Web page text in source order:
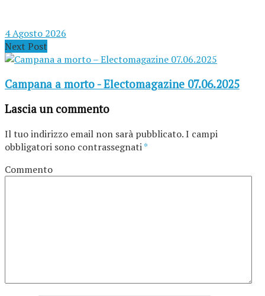
4 Agosto 2026
Next Post
Campana a morto - Electomagazine 07.06.2025
Lascia un commento
Il tuo indirizzo email non sarà pubblicato.I campi
obbligatori sono contrassegnati*
Commento